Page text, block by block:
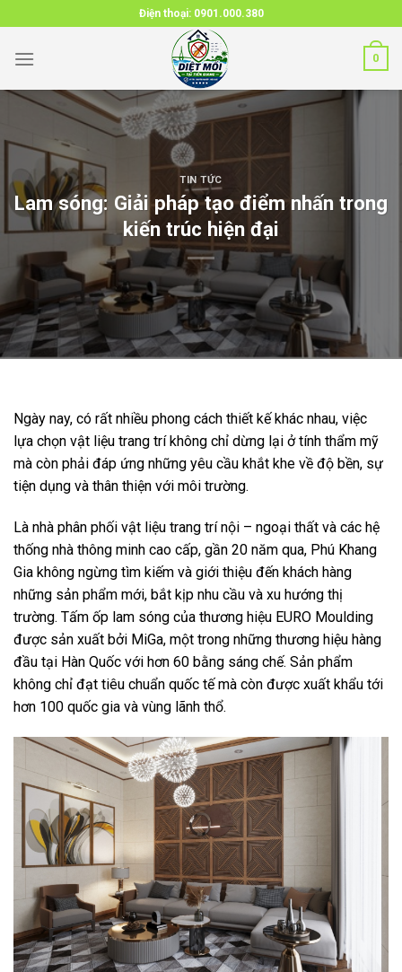
to
content
Điện thoại: 0901.000.380
0
TIN TỨC
Lam sóng: Giải pháp tạo điểm nhấn trong
kiến trúc hiện đại
Ngày nay, có rất nhiều phong cách thiết kế khác nhau, việc
lựa chọn vật liệu trang trí không chỉ dừng lại ở tính thẩm mỹ
mà còn phải đáp ứng những yêu cầu khắt khe về độ bền, sự
tiện dụng và thân thiện với môi trường.
Là nhà phân phối vật liệu trang trí nội – ngoại thất và các hệ
thống nhà thông minh cao cấp, gần 20 năm qua, Phú Khang
Gia không ngừng tìm kiếm và giới thiệu đến khách hàng
những sản phẩm mới, bắt kịp nhu cầu và xu hướng thị
trường. Tấm ốp lam sóng của thương hiệu EURO Moulding
được sản xuất bởi MiGa, một trong những thương hiệu hàng
đầu tại Hàn Quốc với hơn 60 bằng sáng chế. Sản phẩm
không chỉ đạt tiêu chuẩn quốc tế mà còn được xuất khẩu tới
hơn 100 quốc gia và vùng lãnh thổ.